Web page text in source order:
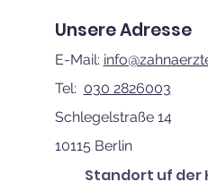
Unsere Adresse
E-Mail:
Tel: 030 2826003
Schlegelstraße 14
10115 Berlin
Standort uf der